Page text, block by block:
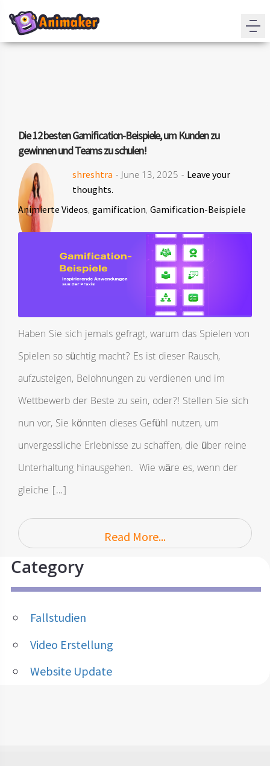
Die 12 besten Gamification-Beispiele, um Kunden zu
gewinnen und Teams zu schulen!
shreshtra - June 13, 2025 - Leave your
thoughts.
Animierte Videos, gamification, Gamification-Beispiele
Haben Sie sich jemals gefragt, warum das Spielen von
Spielen so süchtig macht? Es ist dieser Rausch,
aufzusteigen, Belohnungen zu verdienen und im
Wettbewerb der Beste zu sein, oder?! Stellen Sie sich
nun vor, Sie könnten dieses Gefühl nutzen, um
unvergessliche Erlebnisse zu schaffen, die über reine
Unterhaltung hinausgehen. Wie wäre es, wenn der
gleiche […]
Read More...
Category
Fallstudien
Video Erstellung
Website Update